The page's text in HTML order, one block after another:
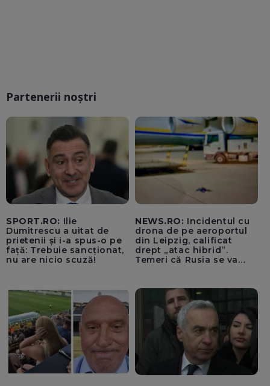
Partenerii noștri
SPORT.RO: Ilie
Dumitrescu a uitat de
prietenii și i-a spus-o pe
față: Trebuie sancționat,
nu are nicio scuză!
NEWS.RO: Incidentul cu
drona de pe aeroportul
din Leipzig, calificat
drept „atac hibrid”.
Temeri că Rusia se va
neagă informațiile că
avioanele ucrainene din
apropierea dronei ar fi
fost încărcate cu muniție